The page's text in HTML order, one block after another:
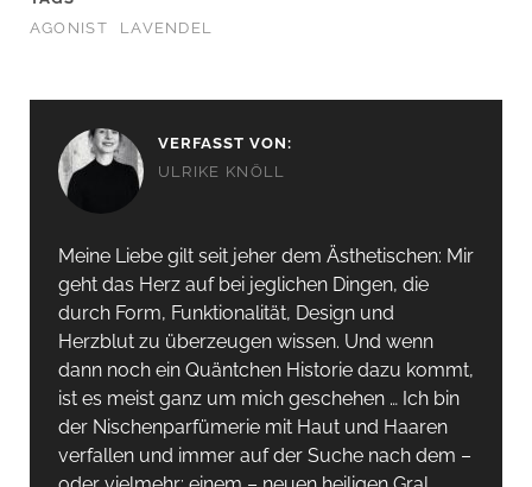
AGONIST
LAVENDEL
VERFASST VON:
ULRIKE KNÖLL
Meine Liebe gilt seit jeher dem Ästhetischen: Mir
geht das Herz auf bei jeglichen Dingen, die
durch Form, Funktionalität, Design und
Herzblut zu überzeugen wissen. Und wenn
dann noch ein Quäntchen Historie dazu kommt,
ist es meist ganz um mich geschehen … Ich bin
der Nischenparfümerie mit Haut und Haaren
verfallen und immer auf der Suche nach dem –